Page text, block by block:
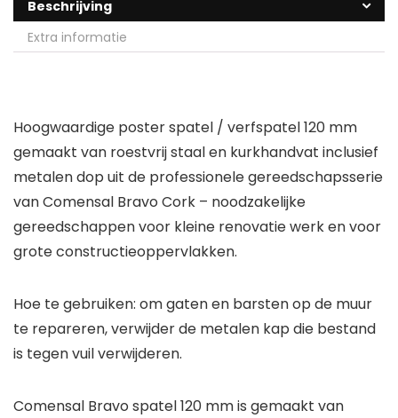
Beschrijving
Extra informatie
Hoogwaardige poster spatel / verfspatel 120 mm
gemaakt van roestvrij staal en kurkhandvat inclusief
metalen dop uit de professionele gereedschapsserie
van Comensal Bravo Cork – noodzakelijke
gereedschappen voor kleine renovatie werk en voor
grote constructieoppervlakken.
Hoe te gebruiken: om gaten en barsten op de muur
te repareren, verwijder de metalen kap die bestand
is tegen vuil verwijderen.
Comensal Bravo spatel 120 mm is gemaakt van